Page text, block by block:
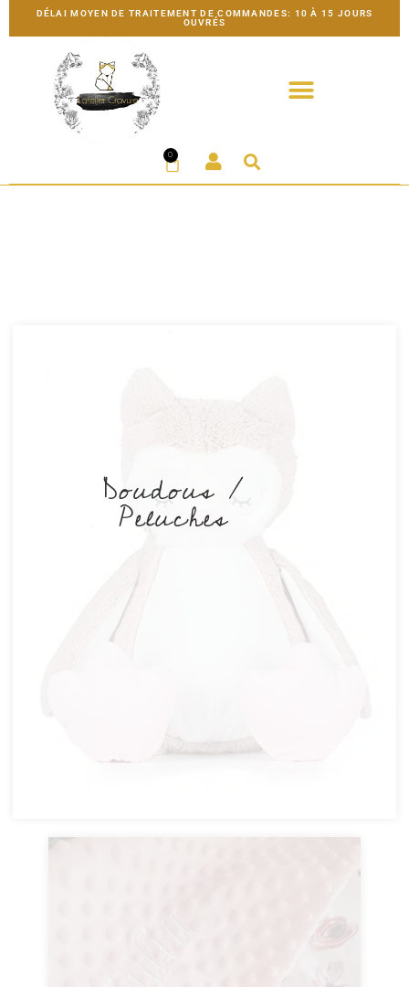
DÉLAI MOYEN DE TRAITEMENT DE COMMANDES: 10 À 15 JOURS
OUVRÉS
0
Doudous /
Peluches